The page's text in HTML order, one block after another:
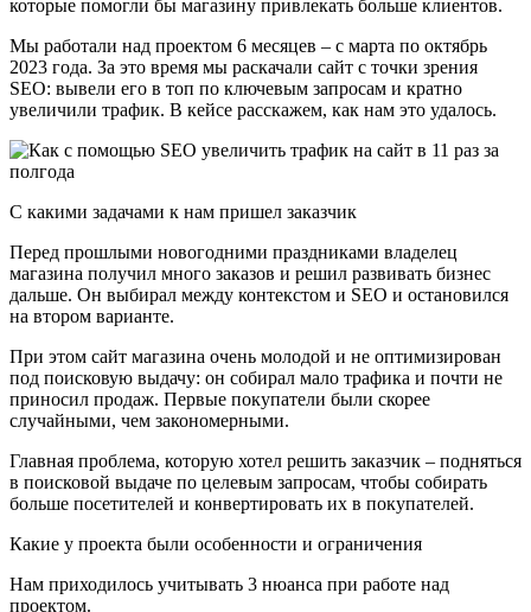
которые помогли бы магазину привлекать больше клиентов.
Мы работали над проектом 6 месяцев – с марта по октябрь
2023 года. За это время мы раскачали сайт с точки зрения
SEO: вывели его в топ по ключевым запросам и кратно
увеличили трафик. В кейсе расскажем, как нам это удалось.
С какими задачами к нам пришел заказчик
Перед прошлыми новогодними праздниками владелец
магазина получил много заказов и решил развивать бизнес
дальше. Он выбирал между контекстом и SEO и остановился
на втором варианте.
При этом сайт магазина очень молодой и не оптимизирован
под поисковую выдачу: он собирал мало трафика и почти не
приносил продаж. Первые покупатели были скорее
случайными, чем закономерными.
Главная проблема, которую хотел решить заказчик – подняться
в поисковой выдаче по целевым запросам, чтобы собирать
больше посетителей и конвертировать их в покупателей.
Какие у проекта были особенности и ограничения
Нам приходилось учитывать 3 нюанса при работе над
проектом.